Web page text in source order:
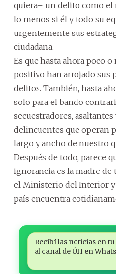
quiera– un delito como el
lo menos si él y todo su
urgentemente sus
ciudadana.
Es que hasta ahora poco
positivo han arrojado sus
delitos. También, hasta
solo para el bando
secuestradores,
delincuentes que operan
largo y ancho de nuestro
Después de todo, parece
ignorancia es la madre de
el Ministerio del Interior y
país encuentra
Recibí las noticias en
al canal de ÚH en